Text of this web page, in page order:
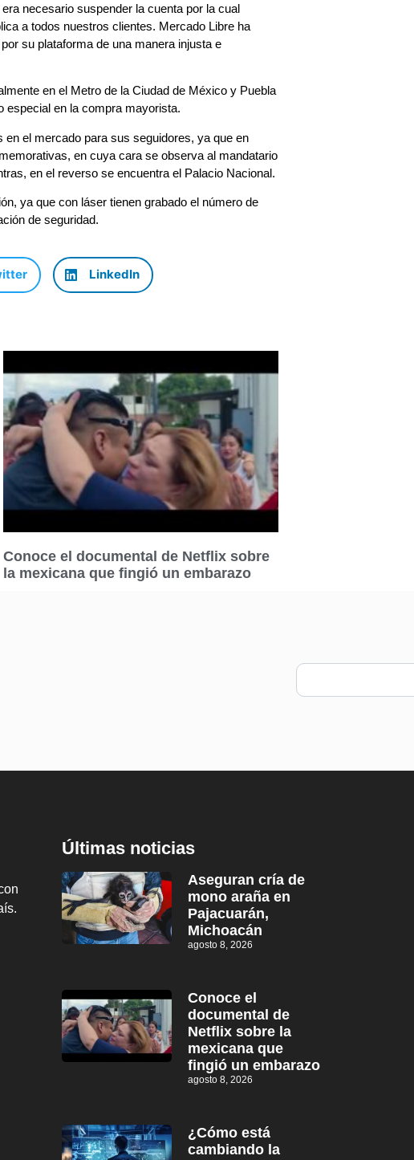
necesario suspender la cuenta por la cual
a todos nuestros clientes. Mercado Libre ha
su plataforma de una manera injusta e
en el Metro de la Ciudad de México y Puebla
especial en la compra mayorista.
el mercado para sus seguidores, ya que en
en cuya cara se observa al mandatario
en el reverso se encuentra el Palacio Nacional.
ya que con láser tienen grabado el número de
de seguridad.
LinkedIn
Conoce el documental de Netflix sobre
la mexicana que fingió un embarazo
Últimas noticias
Aseguran cría de
mono araña en
Pajacuarán,
Michoacán
agosto 8, 2026
Conoce el
documental de
Netflix sobre la
mexicana que
fingió un embarazo
agosto 8, 2026
¿Cómo está
cambiando la